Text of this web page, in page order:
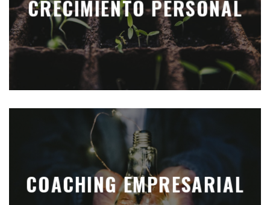
CRECIMIENTO PERSONAL
COACHING EMPRESARIAL